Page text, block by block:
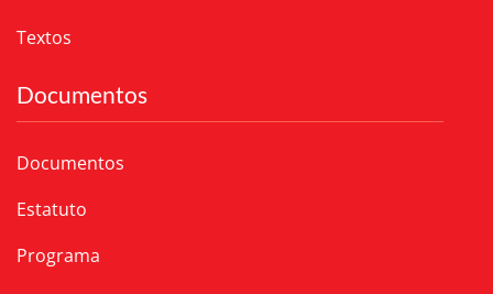
Textos
Documentos
Documentos
Estatuto
Programa